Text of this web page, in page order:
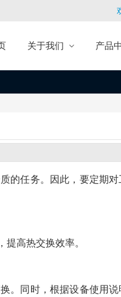
关于我们 产品
的任务。因此，要定期对
高热交换效率。
。同时，根据设备使用说